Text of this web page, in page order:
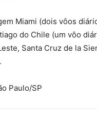
Miami (dois vôos
do Chile (um vôo
Santa Cruz de la
Paulo/SP